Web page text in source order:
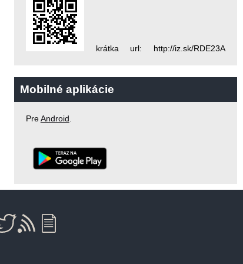
krátka url: http://iz.sk/RDE23A
Mobilné aplikácie
PreAndroid